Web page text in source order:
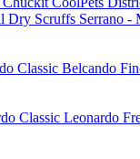
Dry Scruffs Serrano -
Classic Belcando
Classic Leonardo